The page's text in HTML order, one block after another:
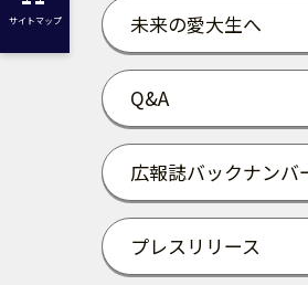
サイトマップ 未来の愛大生へ
Q&A
広報誌バックナンバ
プレスリリース